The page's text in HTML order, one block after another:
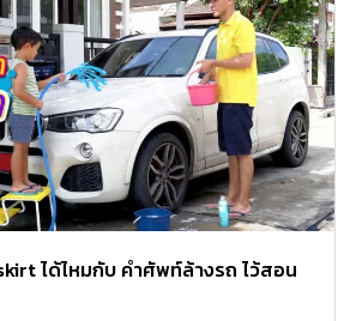
ได้ไหมกับ คำศัพท์ล้างรถ ไว้สอน